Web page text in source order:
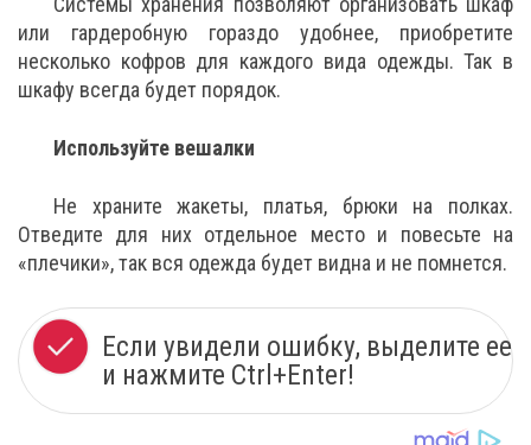
или гардеробную гораздо удобнее, приобретите
несколько кофров для каждого вида одежды. Так в
шкафу всегда будет порядок.
Используйте вешалки
Не храните жакеты, платья, брюки на полках.
Отведите для них отдельное место и повесьте на
«плечики», так вся одежда будет видна и не помнется.
Если увидели ошибку, выделите ее
и нажмите Ctrl+Enter!